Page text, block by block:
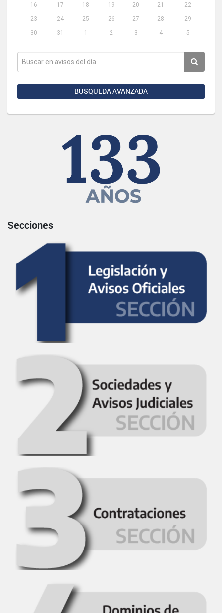
16
17 18 19 20 21
22
23
24 25 26 27 28
29
30
31 1 2 3 4 5
BÚSQUEDA AVANZADA
Secciones